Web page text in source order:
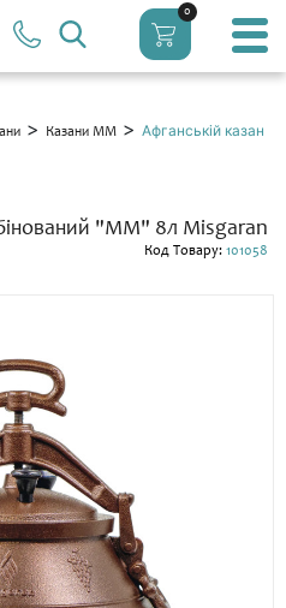
0
> Казани ММ > Афганській казан
"ММ" 8л Misgaran
Код Товару: 101058